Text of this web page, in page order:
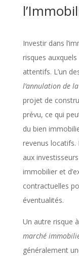
Investir dans
risques
attentifs. L’un
l’annulation de
projet de
prévu, ce qui
du bien
revenus locatifs.
aux
immobilier et
contractuelles
éventualités.
Un autre risque
marché
généralement